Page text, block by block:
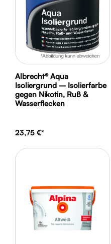
Albrecht® Aqua
Isoliergrund – Isolierfarbe
gegen Nikotin, Ruß &
Wasserflecken
23,75 €*